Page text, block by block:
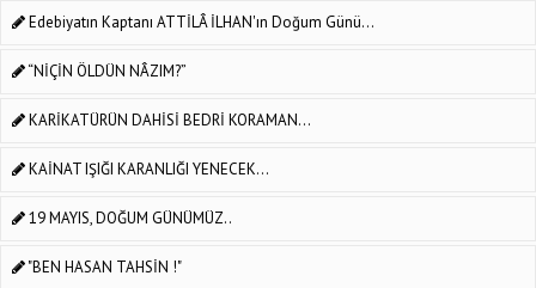
Edebiyatın Kaptanı ATTİLÂ İLHAN'ın Doğum Günü...
“NİÇİN ÖLDÜN NÂZIM?”
KARİKATÜRÜN DAHİSİ BEDRİ KORAMAN...
KAİNAT IŞIĞI KARANLIĞI YENECEK...
19 MAYIS, DOĞUM GÜNÜMÜZ..
"BEN HASAN TAHSİN !"